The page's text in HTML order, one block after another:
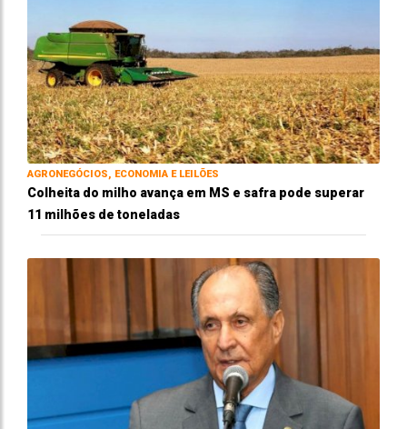
AGRONEGÓCIOS, ECONOMIA E LEILÕES
Colheita do milho avança em MS e safra pode superar
11 milhões de toneladas